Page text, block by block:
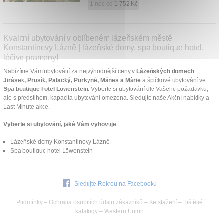
1 noc od 1 752 Kč
Kvalitní ubytování v oblíbeném lázeňském městě
Konstantinovy Lázně | lázeňské domy, spa boutique hotel,
léčivé prameny!
Nabízíme Vám ubytování za nejvýhodnější ceny v Lázeňských domech
Jirásek, Prusík, Palacký, Purkyně, Mánes a Márie a špičkové ubytování ve
Spa boutique hotel Löwenstein. Vyberte si ubytování dle Vašeho požadavku,
ale s předstihem, kapacita ubytování omezena. Sledujte naše Akční nabídky a
Last Minute akce.
Vyberte si ubytování, jaké Vám vyhovuje
Lázeňské domy Konstantinovy Lázně
Spa boutique hotel Löwenstein
Sledujte Rekreu na Facebooku
Podmínky – Ochrana osobních údajů zákazníků – Ke stažení – Tištěné
katalogy – Western Union